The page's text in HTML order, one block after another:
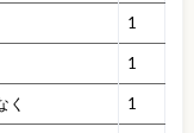
1
1
く 1